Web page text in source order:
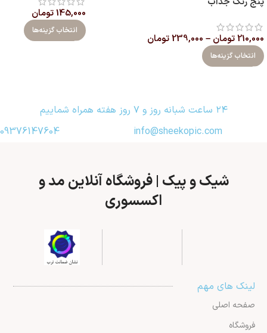
210,000تومان –
239,000تومان
انتخاب گزینه‌ها
145,000تومان
انتخاب گزینه‌ها
۲۴ ساعت شبانه روز و ۷ روز هفته همراه شماییم
info@sheekopic.com
09376147604
شیک و پیک | فروشگاه آنلاین مد و
اکسسوری
لینک های مهم
صفحه اصلی
فروشگاه